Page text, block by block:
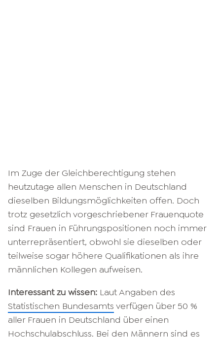
Im Zuge der Gleichberechtigung stehen
heutzutage allen Menschen in Deutschland
dieselben Bildungsmöglichkeiten offen. Doch
trotz gesetzlich vorgeschriebener Frauenquote
sind Frauen in Führungspositionen noch immer
unterrepräsentiert, obwohl sie dieselben oder
teilweise sogar höhere Qualifikationen als ihre
männlichen Kollegen aufweisen.
Interessant zu wissen: Laut Angaben des
Statistischen Bundesamts verfügen über 50 %
aller Frauen in Deutschland über einen
Hochschulabschluss. Bei den Männern sind es